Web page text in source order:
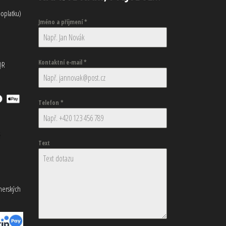
Jméno a příjmení*
Kontaktní e-mail*
Telefon *
Text